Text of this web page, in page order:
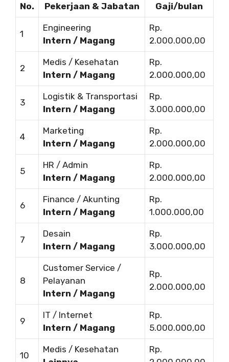
No. Pekerjaan & Jabatan Gaji/bulan
1
Engineering
Intern / Magang
Rp.
2.000.000,00
2
Medis / Kesehatan
Intern / Magang
Rp.
2.000.000,00
3
Logistik & Transportasi
Intern / Magang
Rp.
3.000.000,00
4
Marketing
Intern / Magang
Rp.
2.000.000,00
5
HR / Admin
Intern / Magang
Rp.
2.000.000,00
6
Finance / Akunting
Intern / Magang
Rp.
1.000.000,00
7
Desain
Intern / Magang
Rp.
3.000.000,00
8
Customer Service /
Pelayanan
Intern / Magang
Rp.
2.000.000,00
9
IT / Internet
Intern / Magang
Rp.
5.000.000,00
10
Medis / Kesehatan
Rp.